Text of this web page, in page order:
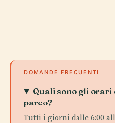
DOMANDE FREQUENTI
Quali sono gli orari
parco?
Tutti i giorni dalle 6:00